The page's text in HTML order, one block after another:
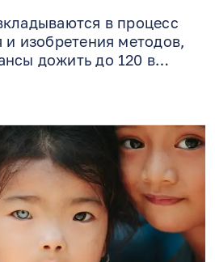
в процесс
и изобретения методов,
дожить до 120 в
самое лучшее,